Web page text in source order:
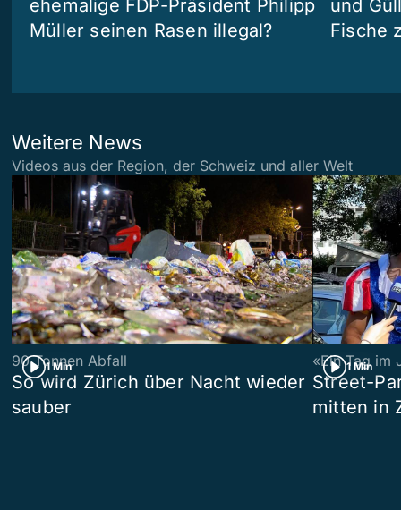
ehemalige FDP-Präsident Philipp
Müller seinen Rasen illegal?
und
Fische
Weitere News
Videos aus der Region, der Schweiz und aller Welt
1 Min
90 Tonnen Abfall
So wird Zürich über Nacht wieder
sauber
1 Min
«Ein Tag im
Street-
mitten in